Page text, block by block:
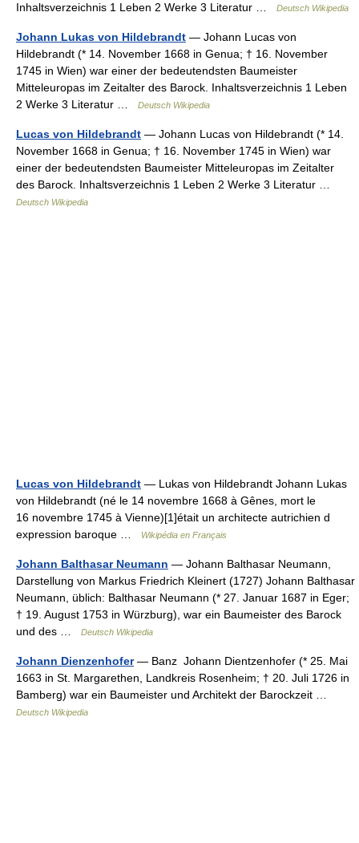
Inhaltsverzeichnis 1 Leben 2 Werke 3 Literatur … Deutsch Wikipedia
Johann Lukas von Hildebrandt — Johann Lucas von
Hildebrandt (* 14. November 1668 in Genua; † 16. November
1745 in Wien) war einer der bedeutendsten Baumeister
Mitteleuropas im Zeitalter des Barock. Inhaltsverzeichnis 1 Leben
2 Werke 3 Literatur …
Deutsch Wikipedia
Lucas von Hildebrandt — Johann Lucas von Hildebrandt (* 14.
November 1668 in Genua; † 16. November 1745 in Wien) war
einer der bedeutendsten Baumeister Mitteleuropas im Zeitalter
des Barock. Inhaltsverzeichnis 1 Leben 2 Werke 3 Literatur …
Deutsch Wikipedia
Lucas von Hildebrandt — Lukas von Hildebrandt Johann Lukas
von Hildebrandt (né le 14 novembre 1668 à Gênes, mort le
16 novembre 1745 à Vienne)[1]était un architecte autrichien d
expression baroque …
Wikipédia en Français
Johann Balthasar Neumann — Johann Balthasar Neumann,
Darstellung von Markus Friedrich Kleinert (1727) Johann Balthasar
Neumann, üblich: Balthasar Neumann (* 27. Januar 1687 in Eger;
† 19. August 1753 in Würzburg), war ein Baumeister des Barock
und des …
Deutsch Wikipedia
Johann Dienzenhofer— Banz Johann Dientzenhofer (* 25. Mai
1663 in St. Margarethen, Landkreis Rosenheim; † 20. Juli 1726 in
Bamberg) war ein Baumeister und Architekt der Barockzeit …
Deutsch Wikipedia